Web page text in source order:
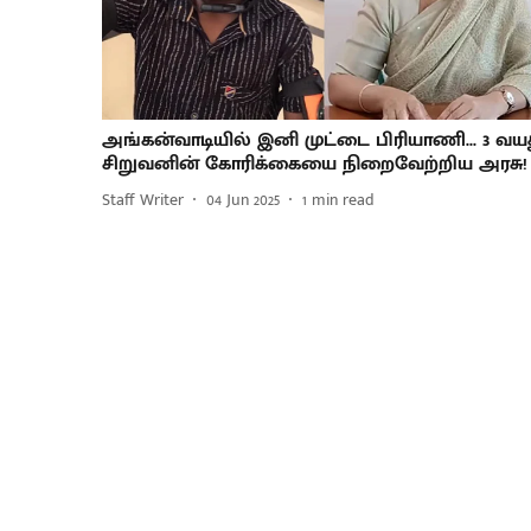
அங்கன்வாடியில் இனி முட்டை பிரியாணி... 3
சிறுவனின் கோரிக்கையை நிறைவேற்றிய அரசு!
Staff Writer 04 Jun 2025 1 min read